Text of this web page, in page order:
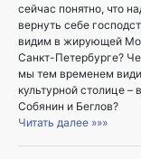
сейчас понятно, что
вернуть себе
видим в жирующей
Санкт-Петербурге?
мы тем временем
культурной столице
Собянин и Беглов?
Читать далее »»»